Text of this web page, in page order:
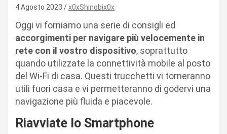
4 Agosto 2023 x0xShinobix0x
Oggi vi forniamo una serie di consigli ed
accorgimenti per navigare più velocemente in
rete con il vostro dispositivo, soprattutto
quando utilizzate la connettività mobile al posto
del Wi-Fi di casa. Questi trucchetti vi torneranno
utili fuori casa e vi permetteranno di godervi una
navigazione più fluida e piacevole.
Riavviate lo Smartphone